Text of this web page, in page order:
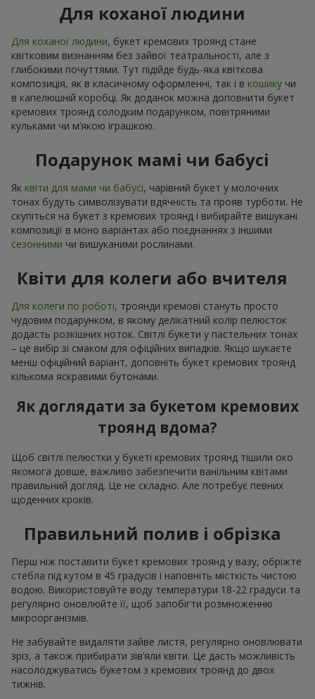
Для коханої людини
Для коханої людини, букет кремових троянд стане
квітковим визнанням без зайвої театральності, але з
глибокими почуттями. Тут підійде будь-яка квіткова
композиція, як в класичному оформленні, так і в кошику чи
в капелюшній коробці. Як доданок можна доповнити букет
кремових троянд солодким подарунком, повітряними
кульками чи м’якою іграшкою.
Подарунок мамі чи бабусі
Як квіти для мами чи бабусі, чарівний букет у молочних
тонах будуть символізувати вдячність та прояв турботи. Не
скупіться на букет з кремових троянд і вибирайте вишукані
композиції в моно варіантах або поєднаннях з іншими
сезонними чи вишуканими рослинами.
Квіти для колеги або вчителя
Для колеги по роботі, троянди кремові стануть просто
чудовим подарунком, в якому делікатний колір пелюсток
додасть розкішних ноток. Світлі букети у пастельних тонах
– це вибір зі смаком для офіційних випадків. Якщо шукаєте
менш офіційний варіант, доповніть букет кремових троянд
кількома яскравими бутонами.
Як доглядати за букетом кремових
троянд вдома?
Щоб світлі пелюстки у букеті кремових троянд тішили око
якомога довше, важливо забезпечити ванільним квітами
правильний догляд. Це не складно. Але потребує певних
щоденних кроків.
Правильний полив і обрізка
Перш ніж поставити букет кремових троянд у вазу, обріжте
стебла під кутом в 45 градусів і наповніть місткість чистою
водою. Використовуйте воду температури 18-22 градуси та
регулярно оновлюйте її, щоб запобігти розмноженню
мікроорганізмів.
Не забувайте видаляти зайве листя, регулярно оновлювати
зріз, а також прибирати зів’яли квіти. Це дасть можливість
насолоджуватись букетом з кремових троянд до двох
тижнів.